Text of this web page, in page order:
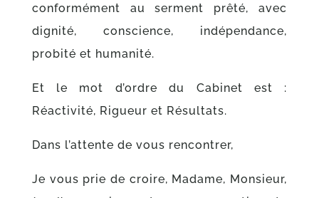
conformément au serment prêté, avec
dignité, conscience, indépendance,
probité et humanité.
Et le mot d’ordre du Cabinet est :
Réactivité, Rigueur et Résultats.
Dans l’attente de vous rencontrer,
Je vous prie de croire, Madame, Monsieur,